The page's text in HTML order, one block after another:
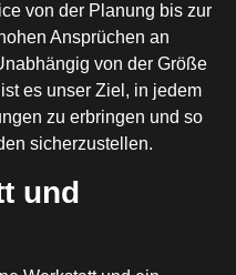
von der Planung bis zur
Ansprüchen an
von der Größe
es unser Ziel, in jedem
zu erbringen und so
sicherzustellen.
und